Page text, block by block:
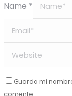
Name *
Guarda mi
comente.